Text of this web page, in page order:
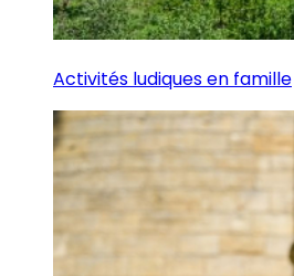
Activités ludiques en famille